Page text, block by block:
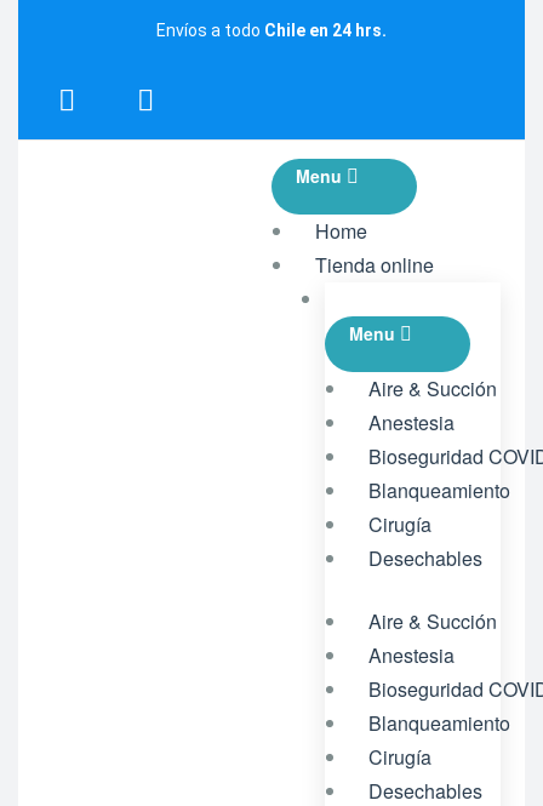
Envíos a todo Chile en 24 hrs.
Menu
Home
Tienda online
Menu
Aire & Succión
Anestesia
Bioseguridad
Blanqueamiento
Cirugía
Desechables
Aire & Succión
Anestesia
Bioseguridad
Blanqueamiento
Cirugía
Desechables